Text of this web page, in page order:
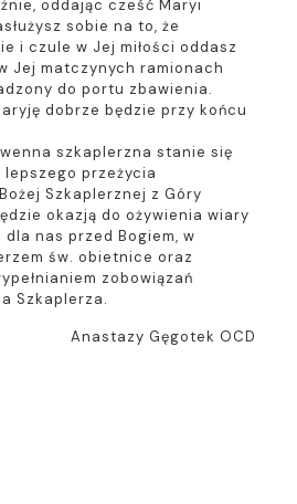
oddając cześć Maryi
sobie na to, że
i czule w Jej miłości oddasz
Jej matczynych ramionach
do portu zbawienia.
dobrze będzie przy końcu
szkaplerzna stanie się
przeżycia
Szkaplerznej z Góry
okazją do ożywienia wiary
nas przed Bogiem, w
św. obietnice oraz
zobowiązań
Szkaplerza.
Anastazy Gęgotek OCD